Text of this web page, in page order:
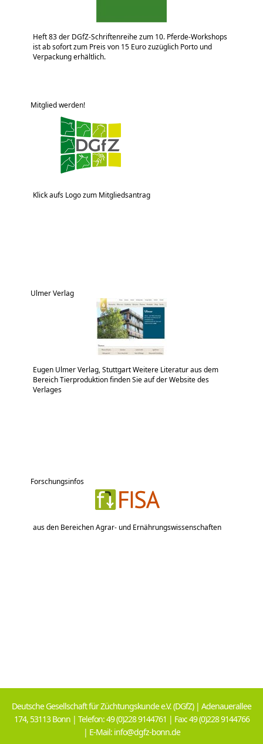
Heft 83 der DGfZ-Schriftenreihe zum 10. Pferde-Workshops
ist ab sofort zum Preis von 15 Euro zuzüglich Porto und
Verpackung erhältlich.
Mitglied werden!
Klick aufs Logo zum Mitgliedsantrag
Ulmer Verlag
Eugen Ulmer Verlag, Stuttgart Weitere Literatur aus dem
Bereich Tierproduktion finden Sie auf der Website des
Verlages
Forschungsinfos
aus den Bereichen Agrar- und Ernährungswissenschaften
Deutsche Gesellschaft für Züchtungskunde e.V. (DGfZ) | Adenauerallee
174, 53113 Bonn | Telefon: 49 (0)228 9144761 | Fax: 49 (0)228 9144766
| E-Mail: info@dgfz-bonn.de